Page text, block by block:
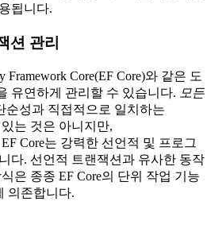
됩니다.
션 관리
Framework Core(EF Core)와 같은 도
유연하게 관리할 수 있습니다. 모든
순성과 직접적으로 일치하는
는 것은 아니지만,
Core는 강력한 선언적 및 프로그
다. 선언적 트랜잭션과 유사한 동작
은 종종 EF Core의 단위 작업 기능
의존합니다.